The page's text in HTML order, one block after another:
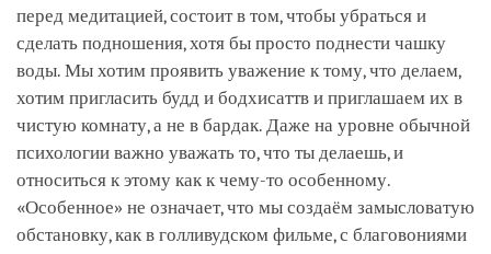
перед медитацией, состоит в том, чтобы убраться и
сделать подношения, хотя бы просто поднести чашку
воды. Мы хотим проявить уважение к тому, что делаем,
хотим пригласить будд и бодхисаттв и приглашаем их в
чистую комнату, а не в бардак. Даже на уровне обычной
психологии важно уважать то, что ты делаешь, и
относиться к этому как к чему-то особенному.
«Особенное» не означает, что мы создаём замысловатую
обстановку, как в голливудском фильме, с благовониями